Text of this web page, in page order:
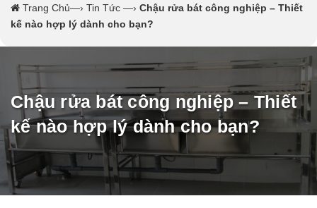
Trang Chủ—› Tin Tức —› Chậu rửa bát công nghiệp – Thiết
kế nào hợp lý dành cho bạn?
Chậu rửa bát công nghiệp – Thiết
kế nào hợp lý dành cho bạn?
MÁY SẤY THỰC PHẨM CÔNG NGHIỆP
CẨM NANG
THIẾT BỊ NHÀ BẾP
THIẾT BỊ NHÀ BẾP CAO CẤP